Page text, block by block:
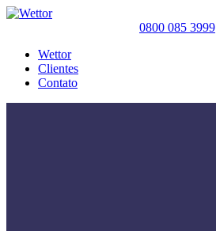
0800 085 3999
Wettor
Clientes
Contato